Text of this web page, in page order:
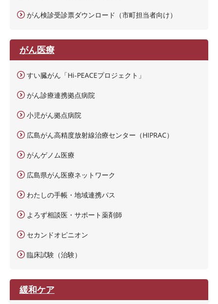
がん検診受診票ダウンロード（市町担当者向け）
がん医療
すい臓がん「Hi-PEACEプロジェクト」
がん診療連携拠点病院
小児がん拠点病院
広島がん高精度放射線治療センター（HIPRAC）
がんゲノム医療
広島県がん医療ネットワーク
わたしの手帳・地域連携パス
よろず相談医・サポート薬剤師
セカンドオピニオン
臨床試験（治験）
緩和ケア